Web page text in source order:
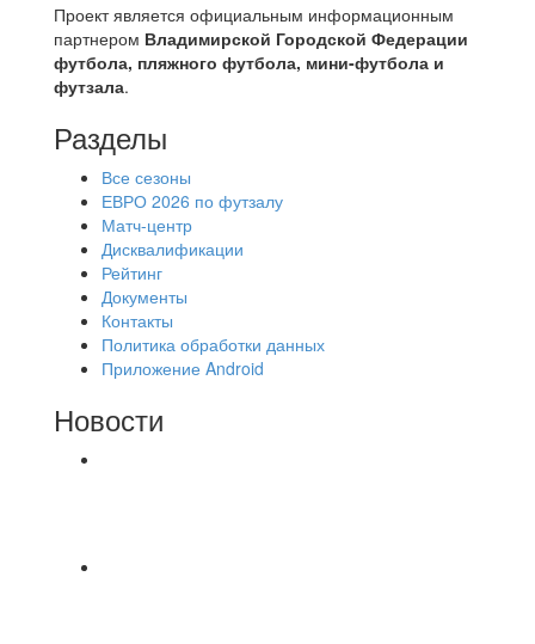
Проект является официальным информационным
партнером Владимирской Городской Федерации
футбола, пляжного футбола, мини-футбола и
футзала.
Разделы
Все сезоны
ЕВРО 2026 по футзалу
Матч-центр
Дисквалификации
Рейтинг
Документы
Контакты
Политика обработки данных
Приложение Android
Новости